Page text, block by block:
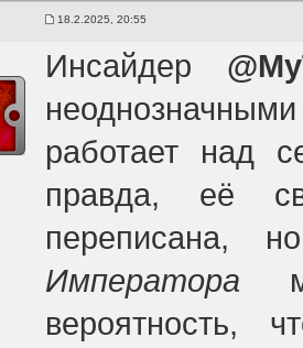
18.2.2025, 20:55
Инсайдер
работает над
правда, её
переписана,
Императора